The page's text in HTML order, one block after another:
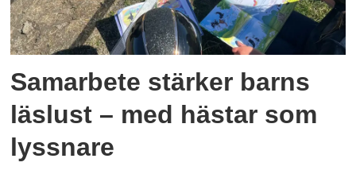
Samarbete stärker barns
läslust – med hästar som
lyssnare